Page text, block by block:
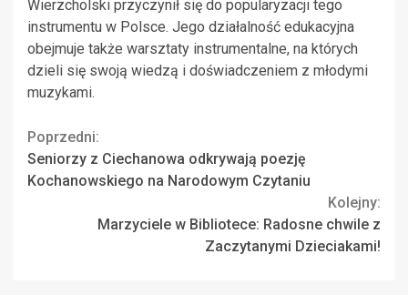
Wierzcholski przyczynił się do popularyzacji tego
instrumentu w Polsce. Jego działalność edukacyjna
obejmuje także warsztaty instrumentalne, na których
dzieli się swoją wiedzą i doświadczeniem z młodymi
muzykami.
Continue
Reading
Poprzedni:
Seniorzy z Ciechanowa odkrywają poezję
Kochanowskiego na Narodowym Czytaniu
Kolejny:
Marzyciele w Bibliotece: Radosne chwile z
Zaczytanymi Dzieciakami!